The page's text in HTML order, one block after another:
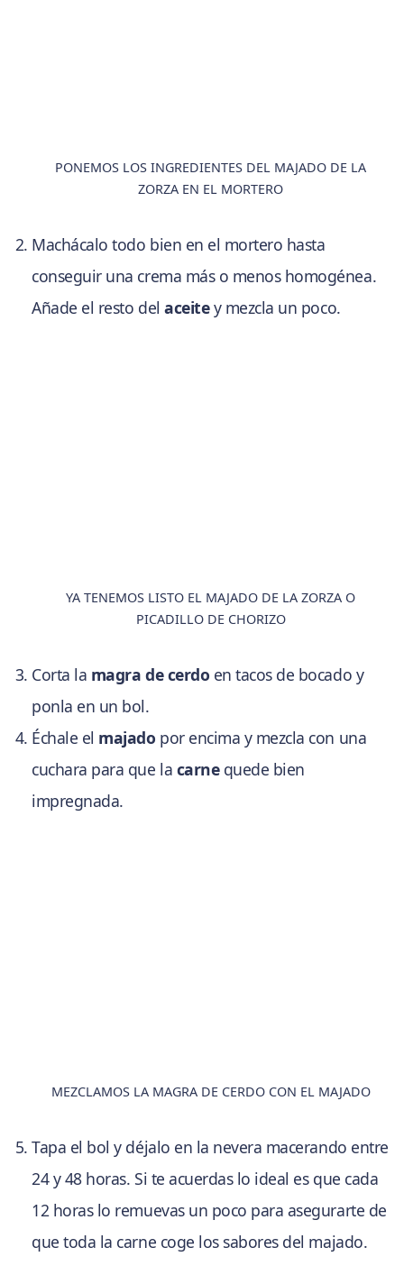
PONEMOS LOS INGREDIENTES DEL MAJADO DE LA
ZORZA EN EL MORTERO
Machácalo todo bien en el mortero hasta
conseguir una crema más o menos homogénea.
Añade el resto delaceitey mezcla un poco.
YA TENEMOS LISTO EL MAJADO DE LA ZORZA O
PICADILLO DE CHORIZO
Corta la magra de cerdo en tacos de bocado y
ponla en un bol.
Échale el majado por encima y mezcla con una
cuchara para que la carnequede bien
impregnada.
MEZCLAMOS LA MAGRA DE CERDO CON EL MAJADO
Tapa el bol y déjalo en la nevera macerando entre
24 y 48 horas. Si te acuerdas lo ideal es que cada
12 horas lo remuevas un poco para asegurarte de
que toda la carne coge los sabores del majado.